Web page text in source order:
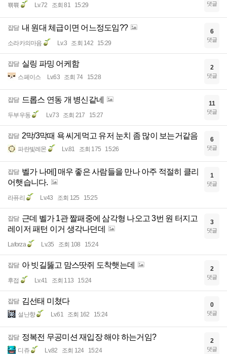
뾲쀾 Lv.72 조회 81 15:29 댓글
잡담 내 원대 체급이면 어느정도임??
소라카의마음 Lv.3 조회 142 15:29
6
댓글
잡담 실링 파밍 어케함
스페이스 Lv.63 조회 74 15:28
2
댓글
잡담 드롭스 연동 개 병신같네
두부우동 Lv.73 조회 217 15:27
11
댓글
잡담 2막/3막때 욕 씨게먹고 유저 눈치 좀 많이 보는거같음
파란빛레몬 Lv.81 조회 175 15:26
6
댓글
잡담 벨가 나메] 매우 좋은 사람들을 만나 아주 적절히 클리
어햇습니다.
라퓨리 Lv.43 조회 125 15:25
1
댓글
잡담 근데 벨가 1관 짤패중에 삼각형 나오고 3번 원 터지고
레이저 패턴 이거 생각나던데
Laforza Lv.35 조회 108 15:24
3
댓글
잡담 아 빗길뚫고 맘스땃쥐 도착햇는데
후접 Lv.41 조회 113 15:24
2
댓글
잡담 김선태 미쳤다
설난향 Lv.61 조회 162 15:24
0
댓글
잡담 정복전 무공미션 재입장 해야 하는거임?
디쥬 Lv.82 조회 124 15:24
2
댓글